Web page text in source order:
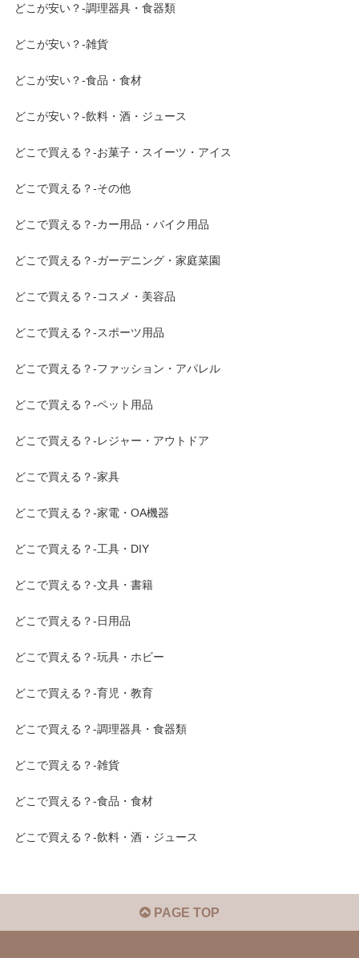
どこが安い？-調理器具・食器類
どこが安い？-雑貨
どこが安い？-食品・食材
どこが安い？-飲料・酒・ジュース
どこで買える？-お菓子・スイーツ・アイス
どこで買える？-その他
どこで買える？-カー用品・バイク用品
どこで買える？-ガーデニング・家庭菜園
どこで買える？-コスメ・美容品
どこで買える？-スポーツ用品
どこで買える？-ファッション・アパレル
どこで買える？-ペット用品
どこで買える？-レジャー・アウトドア
どこで買える？-家具
どこで買える？-家電・OA機器
どこで買える？-工具・DIY
どこで買える？-文具・書籍
どこで買える？-日用品
どこで買える？-玩具・ホビー
どこで買える？-育児・教育
どこで買える？-調理器具・食器類
どこで買える？-雑貨
どこで買える？-食品・食材
どこで買える？-飲料・酒・ジュース
PAGE TOP